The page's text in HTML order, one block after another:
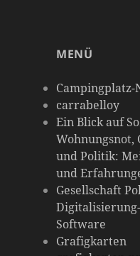
MENÜ
Campingplatz-
carrabelloy
Ein Blick auf
Wohnungsnot,
und Politik:
und
Gesellschaft
Software
Grafigkarten